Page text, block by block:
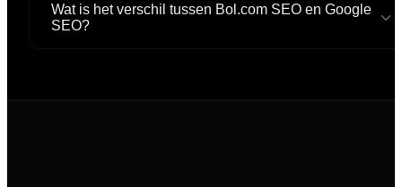
Wat is het verschil tussen Bol.com SEO en Google
SEO?